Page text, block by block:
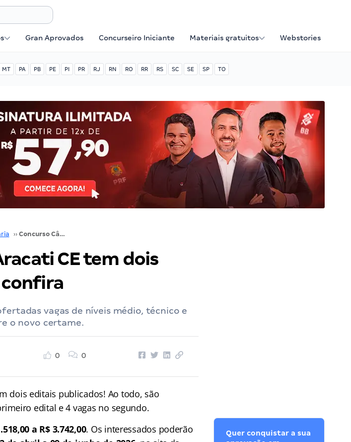
Gran Aprovados Concurseiro Iniciante Materiais gratuitos Webstories
MT PA PB PE PI PR RJ RN RO RR RS SC SE SP TO
›› Concurso Câmara Aracati CE tem dois editais publicados; confira
CE tem dois
vagas de níveis médio, técnico e
o novo certame.
0 0
dois editais publicados! Ao todo, são
edital e 4 vagas no segundo.
a R$ 3.742,00. Os interessados poderão
Quer conquistar a sua